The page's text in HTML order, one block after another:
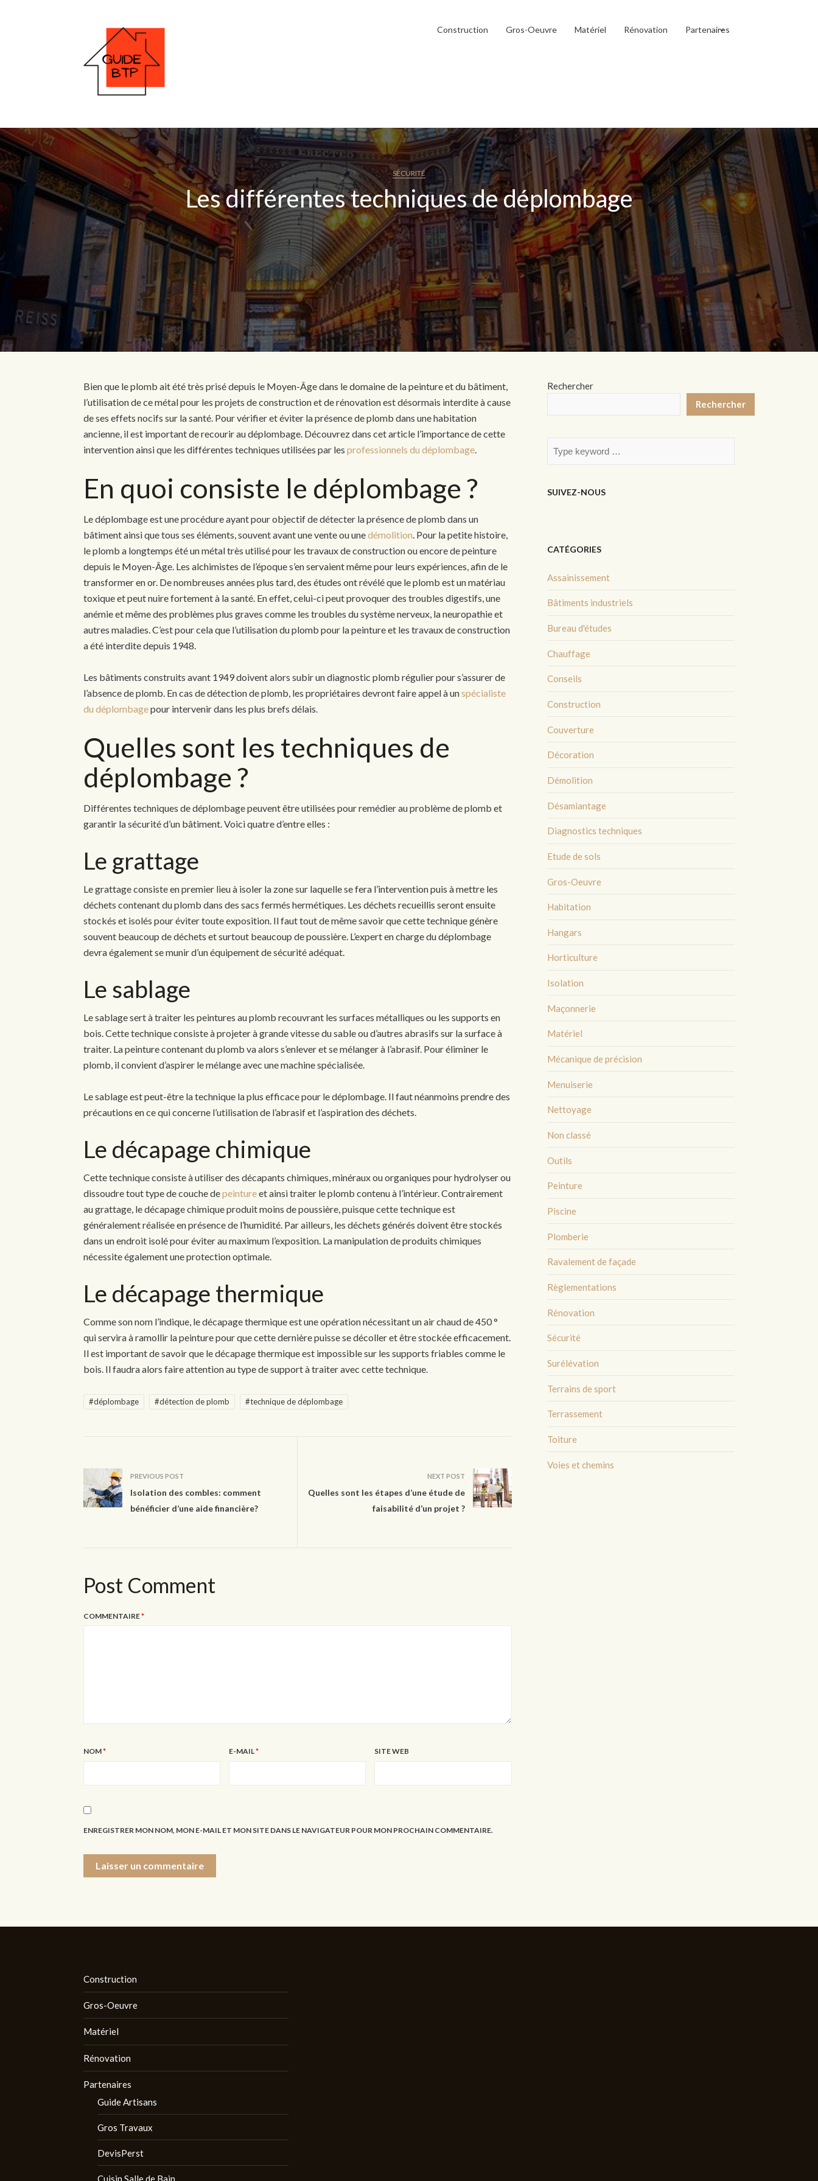
Construction Gros-Oeuvre Matériel Rénovation Partenaires
SÉCURITÉ
Les différentes techniques de déplombage
Bien que le plomb ait été très prisé depuis le Moyen-Âge dans le domaine de la peinture et du bâtiment,
l’utilisation de ce métal pour les projets de construction et de rénovation est désormais interdite à cause
de ses effets nocifs sur la santé. Pour vérifier et éviter la présence de plomb dans une habitation
ancienne, il est important de recourir au déplombage. Découvrez dans cet article l’importance de cette
intervention ainsi que les différentes techniques utilisées par les professionnels du déplombage.
En quoi consiste le déplombage ?
Le déplombage est une procédure ayant pour objectif de détecter la présence de plomb dans un
bâtiment ainsi que tous ses éléments, souvent avant une vente ou unedémolition. Pour la petite histoire,
le plomb a longtemps été un métal très utilisé pour les travaux de construction ou encore de peinture
depuis le Moyen-Âge. Les alchimistes de l’époque s’en servaient même pour leurs expériences, afin de le
transformer en or. De nombreuses années plus tard, des études ont révélé que le plomb est un matériau
toxique et peut nuire fortement à la santé. En effet, celui-ci peut provoquer des troubles digestifs, une
anémie et même des problèmes plus graves comme les troubles du système nerveux, la neuropathie et
autres maladies. C’est pour cela que l’utilisation du plomb pour la peinture et les travaux de construction
a été interdite depuis 1948.
Les bâtiments construits avant 1949 doivent alors subir un diagnostic plomb régulier pour s’assurer de
l’absence de plomb. En cas de détection de plomb, les propriétaires devront faire appel à unspécialiste
du déplombagepour intervenir dans les plus brefs délais.
Quelles sont les techniques de
déplombage ?
Différentes techniques de déplombage peuvent être utilisées pour remédier au problème de plomb et
garantir la sécurité d’un bâtiment. Voici quatre d’entre elles :
Le grattage
Le grattage consiste en premier lieu à isoler la zone sur laquelle se fera l’intervention puis à mettre les
déchets contenant du plomb dans des sacs fermés hermétiques. Les déchets recueillis seront ensuite
stockés et isolés pour éviter toute exposition. Il faut tout de même savoir que cette technique génère
souvent beaucoup de déchets et surtout beaucoup de poussière. L’expert en charge du déplombage
devra également se munir d’un équipement de sécurité adéquat.
Le sablage
Le sablage sert à traiter les peintures au plomb recouvrant les surfaces métalliques ou les supports en
bois. Cette technique consiste à projeter à grande vitesse du sable ou d’autres abrasifs sur la surface à
traiter. La peinture contenant du plomb va alors s’enlever et se mélanger à l’abrasif. Pour éliminer le
plomb, il convient d’aspirer le mélange avec une machine spécialisée.
Le sablage est peut-être la technique la plus efficace pour le déplombage. Il faut néanmoins prendre des
précautions en ce qui concerne l’utilisation de l’abrasif et l’aspiration des déchets.
Le décapage chimique
Cette technique consiste à utiliser des décapants chimiques, minéraux ou organiques pour hydrolyser ou
dissoudre tout type de couche depeintureet ainsi traiter le plomb contenu à l’intérieur. Contrairement
au grattage, le décapage chimique produit moins de poussière, puisque cette technique est
généralement réalisée en présence de l’humidité. Par ailleurs, les déchets générés doivent être stockés
dans un endroit isolé pour éviter au maximum l’exposition. La manipulation de produits chimiques
nécessite également une protection optimale.
Le décapage thermique
Comme son nom l’indique, le décapage thermique est une opération nécessitant un air chaud de 450 °
qui servira à ramollir la peinture pour que cette dernière puisse se décoller et être stockée efficacement.
Il est important de savoir que le décapage thermique est impossible sur les supports friables comme le
bois. Il faudra alors faire attention au type de support à traiter avec cette technique.
#déplombage #détection de plomb #technique de déplombage
PREVIOUS POST
Isolation des combles: comment
bénéficier d’une aide financière?
NEXT POST
Quelles sont les étapes d’une étude de
faisabilité d’un projet ?
Post Comment
COMMENTAIRE*
NOM* E-MAIL* SITE WEB
ENREGISTRER MON NOM, MON E-MAIL ET MON SITE DANS LE NAVIGATEUR POUR MON PROCHAIN COMMENTAIRE.
Rechercher
Rechercher
SUIVEZ-NOUS
CATÉGORIES
Assainissement
Bâtiments industriels
Bureau d'études
Chauffage
Conseils
Construction
Couverture
Décoration
Démolition
Désamiantage
Diagnostics techniques
Etude de sols
Gros-Oeuvre
Habitation
Hangars
Horticulture
Isolation
Maçonnerie
Matériel
Mécanique de précision
Menuiserie
Nettoyage
Non classé
Outils
Peinture
Piscine
Plomberie
Ravalement de façade
Règlementations
Rénovation
Sécurité
Surélévation
Terrains de sport
Terrassement
Toiture
Voies et chemins
Construction
Gros-Oeuvre
Matériel
Rénovation
Partenaires
Guide Artisans
Gros Travaux
DevisPerst
Cuisin Salle de Bain